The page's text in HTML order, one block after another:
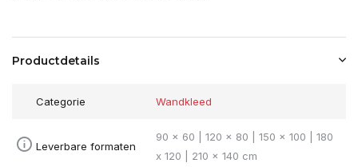
Productdetails
Categorie Wandkleed
Leverbare formaten
90 x 60 | 120 x 80 | 150 x 100 | 180
x 120 | 210 x 140 cm